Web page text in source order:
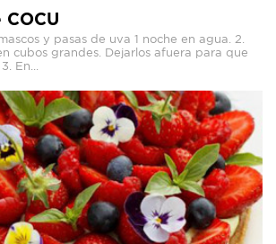
COCU
y pasas de uva 1 noche en agua. 2.
cubos grandes. Dejarlos afuera para que
En...